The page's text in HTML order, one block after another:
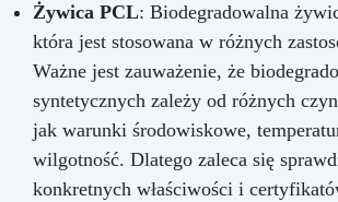
Żywica PCL: Biodegradowalna
która jest stosowana w różnych
Ważne jest zauważenie, że
syntetycznych zależy od różnych
jak warunki środowiskowe,
wilgotność. Dlatego zaleca się
konkretnych właściwości i